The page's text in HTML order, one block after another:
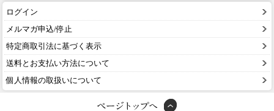
ログイン
メルマガ申込/停止
特定商取引法に基づく表示
送料とお支払い方法について
個人情報の取扱いについて